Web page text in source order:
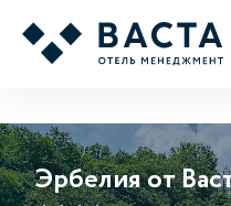
Эрбелия от